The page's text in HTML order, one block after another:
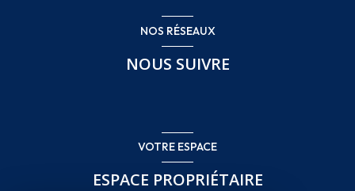
NOS RÉSEAUX
NOUS SUIVRE
VOTRE ESPACE
ESPACE PROPRIÉTAIRE